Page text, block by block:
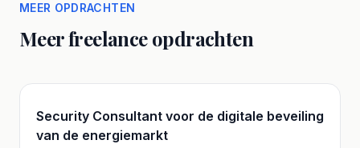
MEER OPDRACHTEN
Meer freelance opdrachten
Security Consultant voor de digitale beveiling
van de energiemarkt